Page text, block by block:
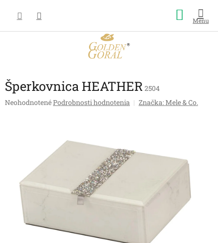
obsah
košík
Šperkovnica HEATHER 2504
Priemerné
hviezdičiek.
NeohodnotenéPodrobnosti hodnotenia Značka:Mele & Co.